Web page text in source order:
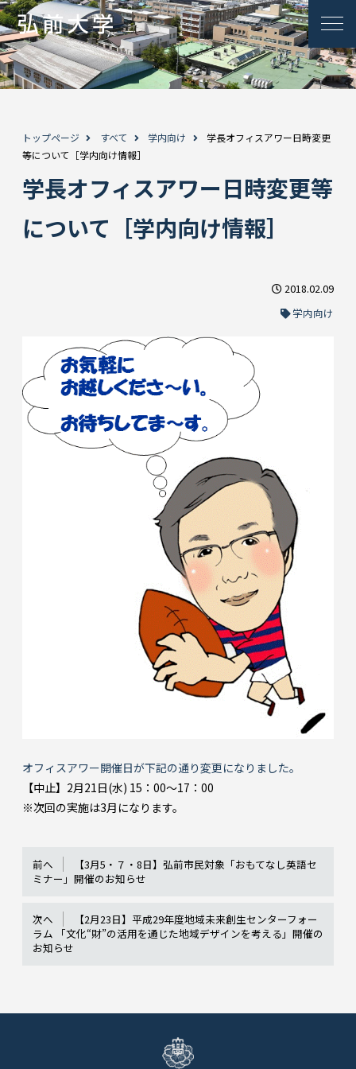
トップページ すべて 学内向け
学長オフィスアワー日時変更
等について［学内向け情報］
学長オフィスアワー日時変更等
について［学内向け情報］
2018.02.09
学内向け
オフィスアワー開催日が下記の通り変更になりました。
【中止】2月21日(水) 15：00～17：00
※次回の実施は3月になります。
前へ
【3月5・７・8日】弘前市民対象「おもてなし英語セ
ミナー」開催のお知らせ
次へ
【2月23日】平成29年度地域未来創生センターフォー
ラム 「文化“財”の活用を通じた地域デザインを考える」開催の
お知らせ